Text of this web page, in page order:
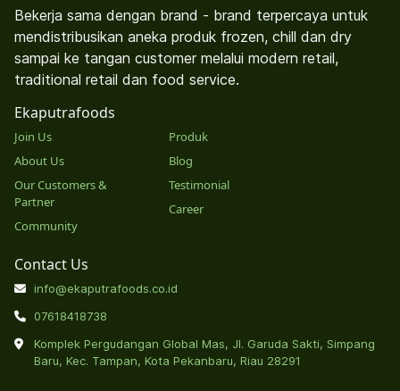
Bekerja sama dengan brand - brand terpercaya untuk
mendistribusikan aneka produk frozen, chill dan dry
sampai ke tangan customer melalui modern retail,
traditional retail dan food service.
Ekaputrafoods
Join Us
About Us
Our Customers &
Partner
Community
Produk
Blog
Testimonial
Career
Contact Us
info@ekaputrafoods.co.id
07618418738
Komplek Pergudangan Global Mas, Jl. Garuda Sakti, Simpang
Baru, Kec. Tampan, Kota Pekanbaru, Riau 28291